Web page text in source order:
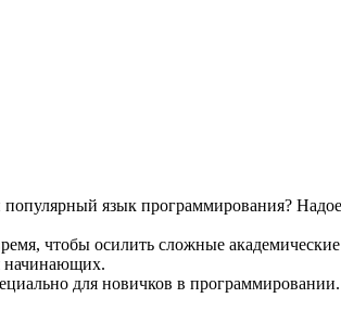
язык программирования?
чтобы осилить сложные
начинающих.
для новичков в